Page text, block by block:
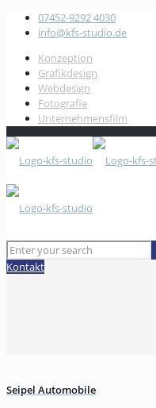
07452-9292 4030
info@kfs-studio.de
Konzeption
Grafikdesign
Webdesign
Fotografie
Unternehmensfilm
Kontakt
Seipel Automobile